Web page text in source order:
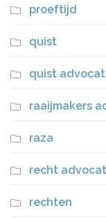
proeftijd
quist
quist
raaijmakers
raza
recht
rechten